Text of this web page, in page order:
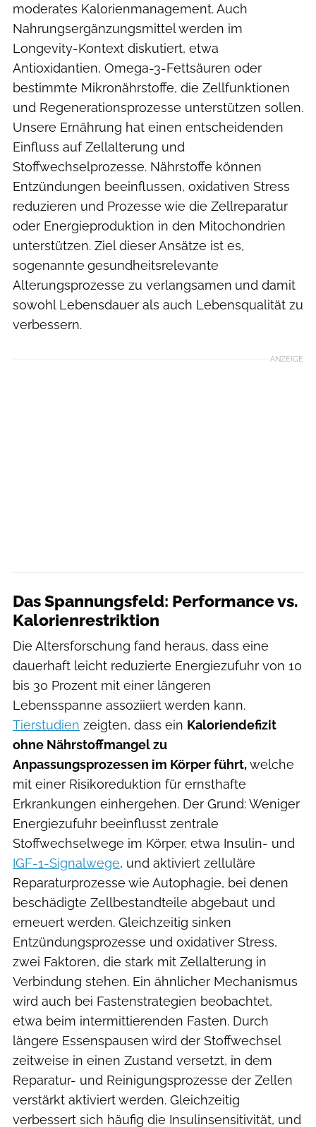
moderates Kalorienmanagement. Auch
Nahrungsergänzungsmittel werden im
Longevity-Kontext diskutiert, etwa
Antioxidantien, Omega-3-Fettsäuren oder
bestimmte Mikronährstoffe, die Zellfunktionen
und Regenerationsprozesse unterstützen sollen.
Unsere Ernährung hat einen entscheidenden
Einfluss auf Zellalterung und
Stoffwechselprozesse. Nährstoffe können
Entzündungen beeinflussen, oxidativen Stress
reduzieren und Prozesse wie die Zellreparatur
oder Energieproduktion in den Mitochondrien
unterstützen. Ziel dieser Ansätze ist es,
sogenannte gesundheitsrelevante
Alterungsprozesse zu verlangsamen und damit
sowohl Lebensdauer als auch Lebensqualität zu
verbessern.
ANZEIGE
Das Spannungsfeld: Performance vs.
Kalorienrestriktion
Die Altersforschung fand heraus, dass eine
dauerhaft leicht reduzierte Energiezufuhr von 10
bis 30 Prozent mit einer längeren
Lebensspanne assoziiert werden kann.
Tierstudien zeigten, dass ein Kaloriendefizit
ohne Nährstoffmangel zu
Anpassungsprozessen im Körper führt,welche
mit einer Risikoreduktion für ernsthafte
Erkrankungen einhergehen. Der Grund: Weniger
Energiezufuhr beeinflusst zentrale
Stoffwechselwege im Körper, etwa Insulin- und
IGF-1-Signalwege, und aktiviert zelluläre
Reparaturprozesse wie Autophagie, bei denen
beschädigte Zellbestandteile abgebaut und
erneuert werden. Gleichzeitig sinken
Entzündungsprozesse und oxidativer Stress,
zwei Faktoren, die stark mit Zellalterung in
Verbindung stehen. Ein ähnlicher Mechanismus
wird auch bei Fastenstrategien beobachtet,
etwa beim intermittierenden Fasten. Durch
längere Essenspausen wird der Stoffwechsel
zeitweise in einen Zustand versetzt, in dem
Reparatur- und Reinigungsprozesse der Zellen
verstärkt aktiviert werden. Gleichzeitig
verbessert sich häufig die Insulinsensitivität, und